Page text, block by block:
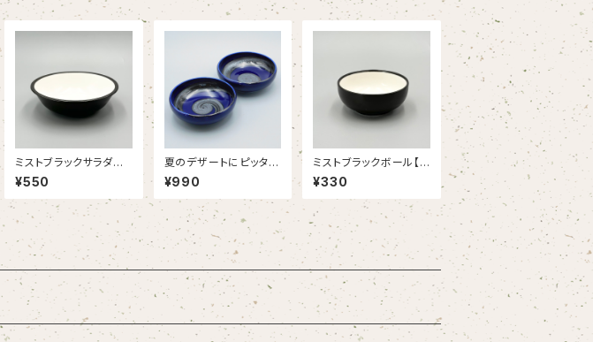
ミストブラックサラダボ
ール【OUTLET】
¥550
夏のデザートにピッタ
リ！オリジナルペアデザ
ートボウル（ブルー）
¥990
ミストブラックボール【O
UTLET】
¥330